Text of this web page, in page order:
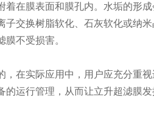
在膜表面和膜孔内。水垢的形
子交换树脂软化、石灰软化或纳
不受损害。
在实际应用中，用户应充分重
运行管理，从而让立升超滤膜